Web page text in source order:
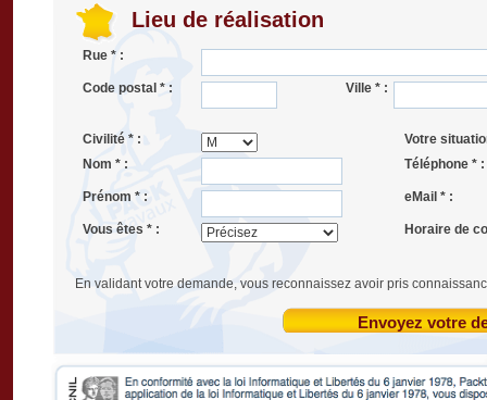
Lieu de réalisation
Rue * :
Code postal * : Ville * :
Civilité * :
Votre
Nom * :
Téléphone * :
Prénom * : eMail * :
Vous êtes * : Horaire de
En validant votre demande, vous reconnaissez avoir pris
Envoyez votre